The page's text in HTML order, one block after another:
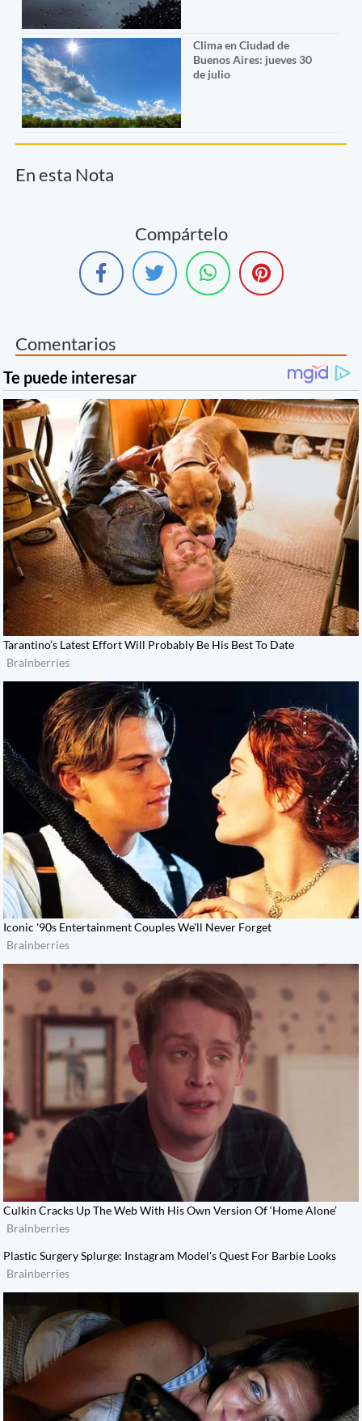
Clima en Ciudad de
Buenos Aires: jueves 30
de julio
En esta Nota
Compártelo
Comentarios